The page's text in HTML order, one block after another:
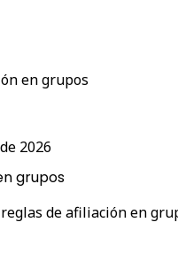
en grupos
2026
grupos
de afiliación en